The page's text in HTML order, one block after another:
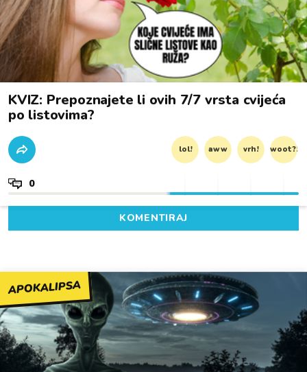
KVIZ: Prepoznajete li ovih 7/7 vrsta cvijeća
po listovima?
lol! aww vrh! woot?!
0
KOMENTIRAJ
APOKALIPSA